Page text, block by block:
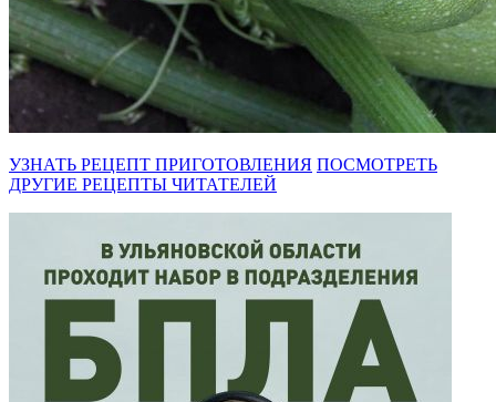
УЗНАТЬ РЕЦЕПТ ПРИГОТОВЛЕНИЯ ПОСМОТРЕТЬ
ДРУГИЕ РЕЦЕПТЫ ЧИТАТЕЛЕЙ